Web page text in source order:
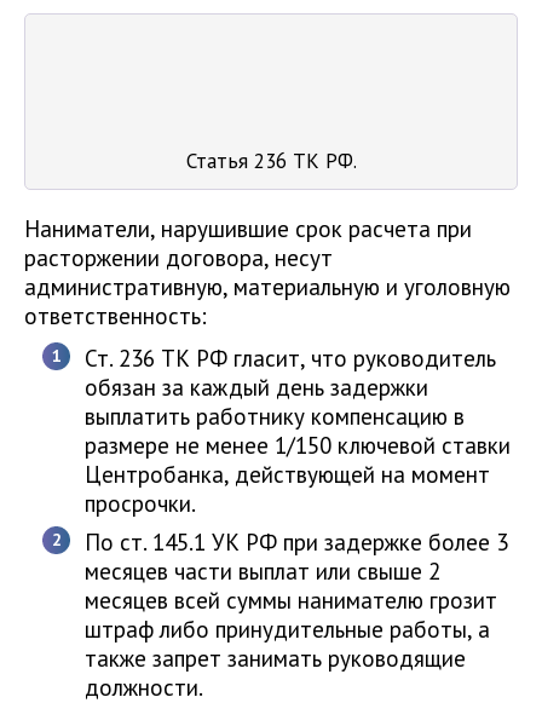
Статья 236 ТК РФ.
Наниматели, нарушившие срок расчета при
расторжении договора, несут
административную, материальную и уголовную
ответственность:
Ст. 236 ТК РФ гласит, что руководитель
обязан за каждый день задержки
выплатить работнику компенсацию в
размере не менее 1/150 ключевой ставки
Центробанка, действующей на момент
просрочки.
По ст. 145.1 УК РФ при задержке более 3
месяцев части выплат или свыше 2
месяцев всей суммы нанимателю грозит
штраф либо принудительные работы, а
также запрет занимать руководящие
должности.